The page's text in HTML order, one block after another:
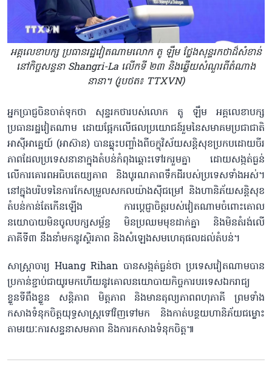
អគ្គលេខាបក្ស ប្រធានរដ្ឋវៀតណាមលោក តូ ឡឹម ថ្លែងសុន្ទរកថាដ៏សំខាន់
នៅកិច្ចសន្ទនា Shangri-La លើកទី ២៣ និងឆ្លើយសំណួរពីតំណាង
នានា។ (រូបថត៖ TTXVN)
អ្នកប្រាជ្ញចិនចាត់ទុកថា សុន្ទរកថារបស់លោក តូ ឡឹម អគ្គលេខាបក្ស
ប្រធានរដ្ឋវៀតណាម ដោយផ្អែកលើផលប្រយោជន៍រួមនៃសមាគមប្រជាជាតិ
អាស៊ីអាគ្នេយ៍ (អាស៊ាន) បានឆ្លុះបញ្ចាំងពីចក្ខុវិស័យសន្តិសុខប្រកបដោយចីរ
ភាពដែលប្រទេសនានាក្នុងតំបន់កំពុងឆ្ពោះទៅរករួមគ្នា ដោយសង្កត់ធ្ងន់
លើការគោរពអធិបតេយ្យភាព និងបូរណភាពទឹកដីរបស់ប្រទេសទាំងអស់។
នៅក្នុងបរិបទនៃការកែសម្រួលសកលយ៉ាងស៊ីជម្រៅ និងហានិភ័យសន្តិសុខ
តំបន់កាន់តែកើនឡើង ការប្តេជ្ញាចិត្តរបស់វៀតណាមចំពោះគោល
នយោបាយមិនចូលបក្សសម្ព័ន្ធ មិនប្រឈមមុខដាក់គ្នា និងមិនតំរង់លើ
ភាគីទី៣ នឹងនាំមកនូវស្ថិរភាព និងសំឡេងសមហេតុផលដល់តំបន់។
សាស្ត្រាចារ្យ Huang Rihan បានសង្កត់ធ្ងន់ថា ប្រទេសវៀតណាមបាន
ប្រកាន់ខ្ជាប់ជាយូរមកហើយនូវគោលនយោបាយកិច្ចការបរទេសឯករាជ្យ
ខ្លួនទីពឹងខ្លួន សន្តិភាព មិត្តភាព និងមានតុល្យភាពពហុភាគី ព្រមទាំង
កសាងទំនុកចិត្តយុទ្ធសាស្ត្រទៅវិញទៅមក និងកាត់បន្ថយហានិភ័យជម្លោះ
តាមរយៈការសន្ទនាសមភាព និងការកសាងទំនុកចិត្ត៕